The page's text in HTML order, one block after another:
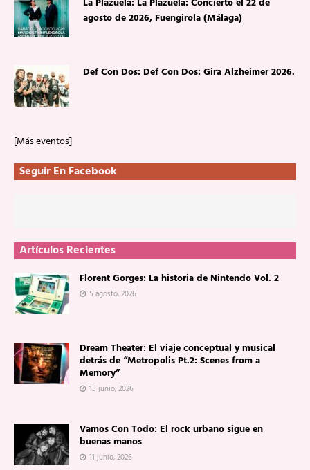
agosto de 2026, Fuengirola (Málaga)
Def Con Dos: Def Con Dos: Gira Alzheimer 2026.
[Más eventos]
Seguir En Facebook
Artículos Recientes
Florent Gorges: La historia de Nintendo Vol. 2
5 agosto, 2026
Dream Theater: El viaje conceptual y musical
detrás de “Metropolis Pt.2: Scenes from a
Memory”
15 junio, 2026
Vamos Con Todo: El rock urbano sigue en
buenas manos
11 junio, 2026